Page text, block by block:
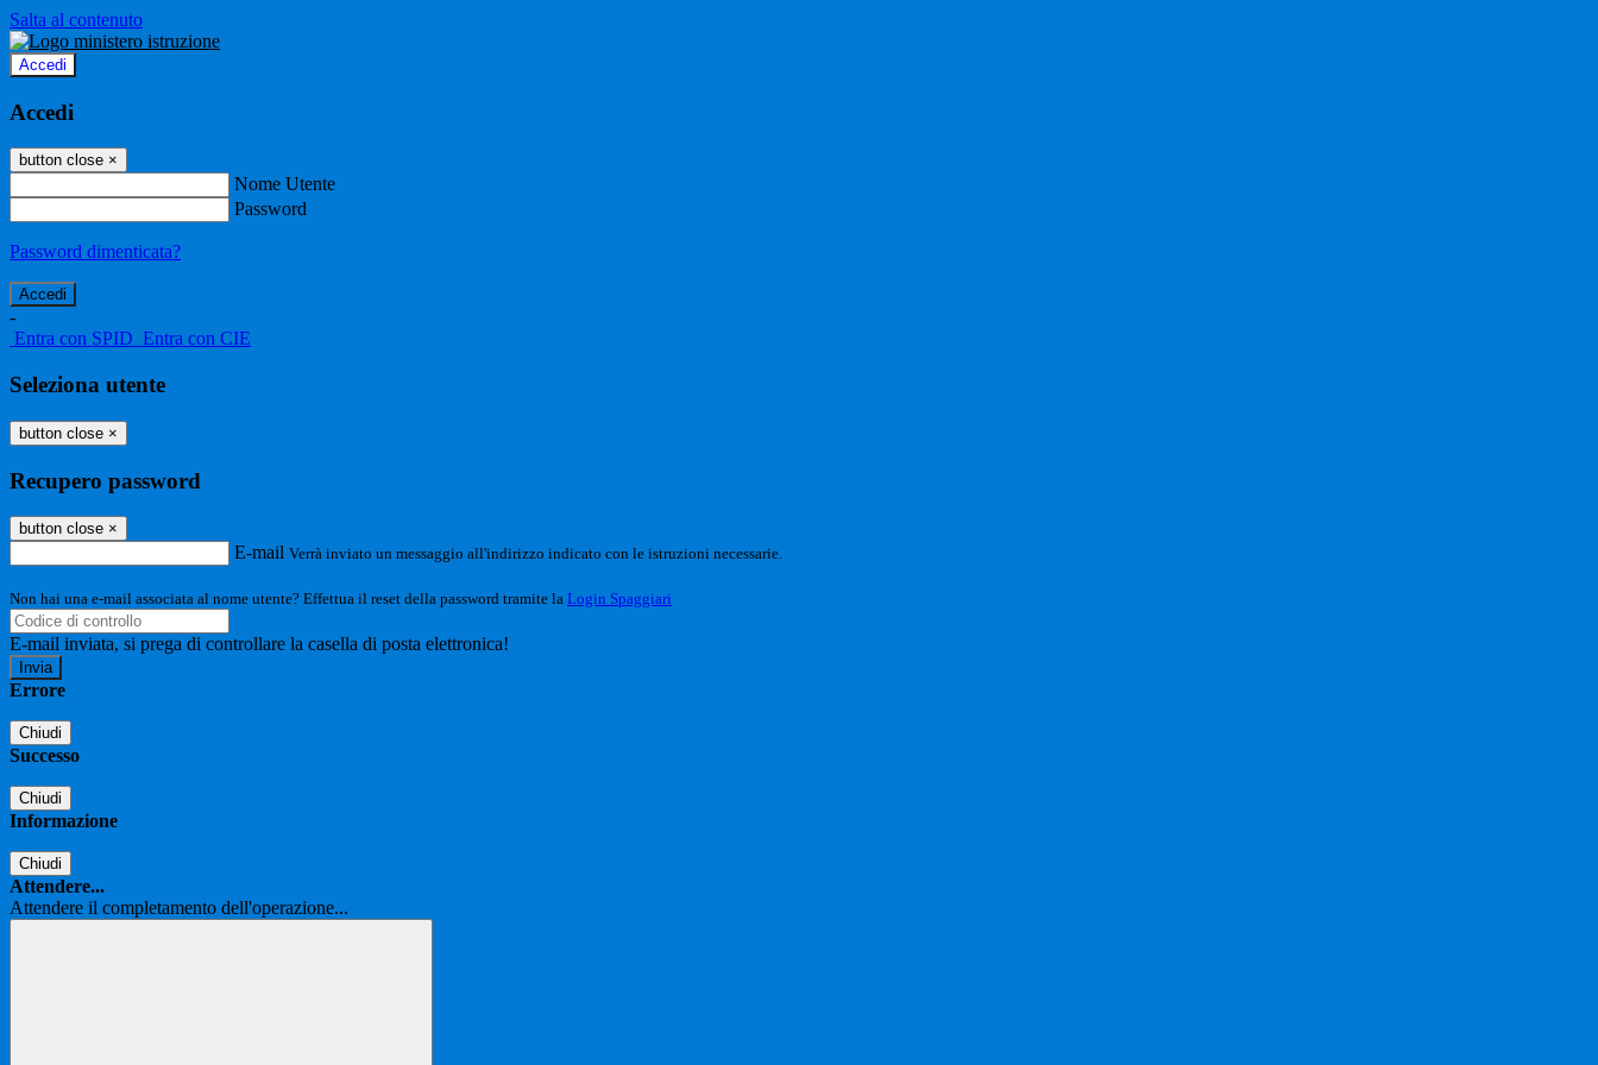
Salta al contenuto
Accedi
Accedi
button close ×
Nome Utente
Password
Password dimenticata?
-
Entra con SPID Entra con CIE
Seleziona utente
button close ×
Recupero password
button close ×
E-mail Verrà inviato un messaggio all'indirizzo indicato con le istruzioni necessarie.
Non hai una e-mail associata al nome utente? Effettua il reset della password tramite la Login Spaggiari
E-mail inviata, si prega di controllare la casella di posta elettronica!
Errore
Chiudi
Successo
Chiudi
Informazione
Chiudi
Attendere...
Attendere il completamento dell'operazione...